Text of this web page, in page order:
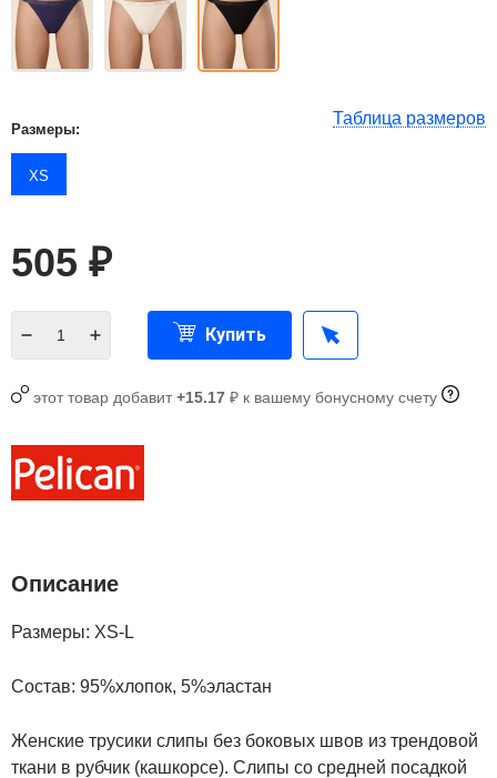
Таблица размеров
Размеры:
XS
505 ₽
Купить
этот товар добавит+15.17 ₽ к вашему бонусному счету
Описание
Размеры: XS-L
Состав: 95%хлопок, 5%эластан
Женские трусики слипы без боковых швов из трендовой
ткани в рубчик (кашкорсе). Слипы со средней посадкой